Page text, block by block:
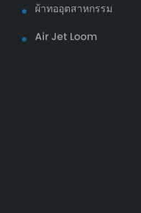
ผ้าทออุตสาหกรรม
Air Jet Loom